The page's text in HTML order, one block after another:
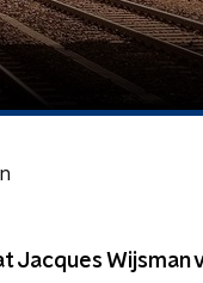
Jacques Wijsman